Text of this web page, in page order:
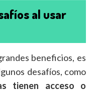
al usar
beneficios, es
desafíos, como
tienen acceso o